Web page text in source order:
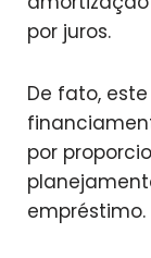
por juros.
De fato,
por
empréstimo.